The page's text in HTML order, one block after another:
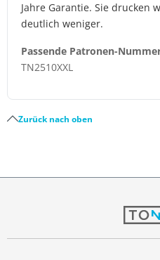
Jahre Garantie. Sie drucken
deutlich weniger.
Passende Patronen-
TN2510XXL
Zurück nach oben